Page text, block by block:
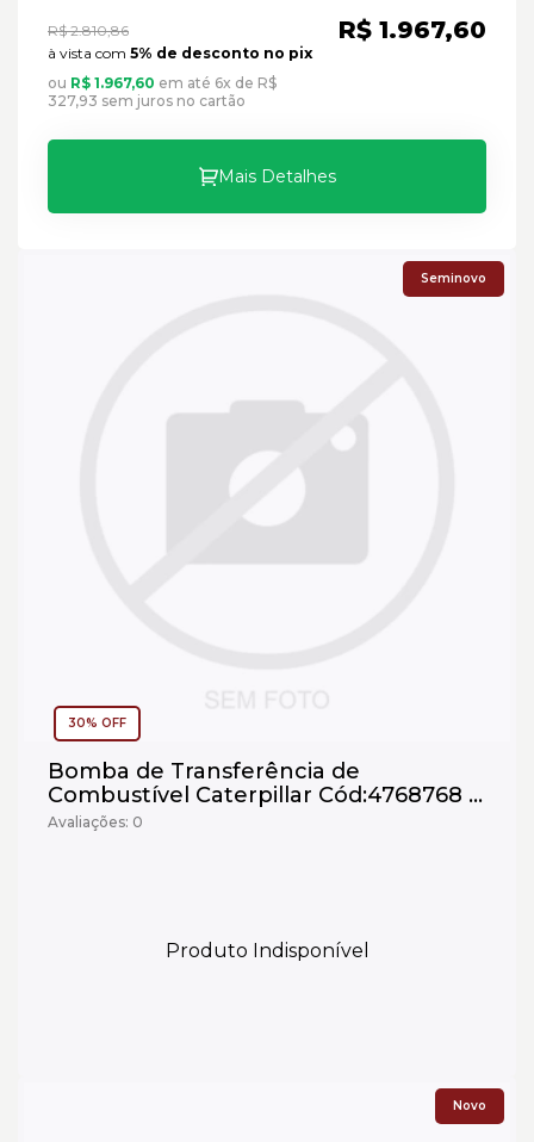
R$ 2.810,86 R$ 1.967,60
à vista com 5% de desconto no pix
ou R$ 1.967,60 em até 6x de R$
327,93 sem juros no cartão
Mais Detalhes
Seminovo
30% OFF
Bomba de Transferência de
Combustível Caterpillar Cód:4768768 -
Seminovo
Avaliações: 0
Produto Indisponível
Novo